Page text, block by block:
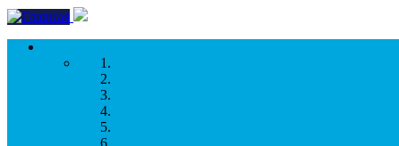
Перейти к основному содержанию